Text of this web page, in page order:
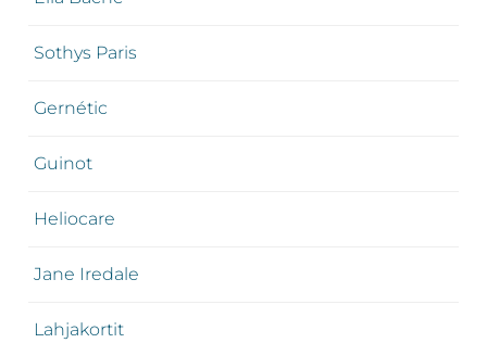
Sothys Paris
Gernétic
Guinot
Heliocare
Jane Iredale
Lahjakortit